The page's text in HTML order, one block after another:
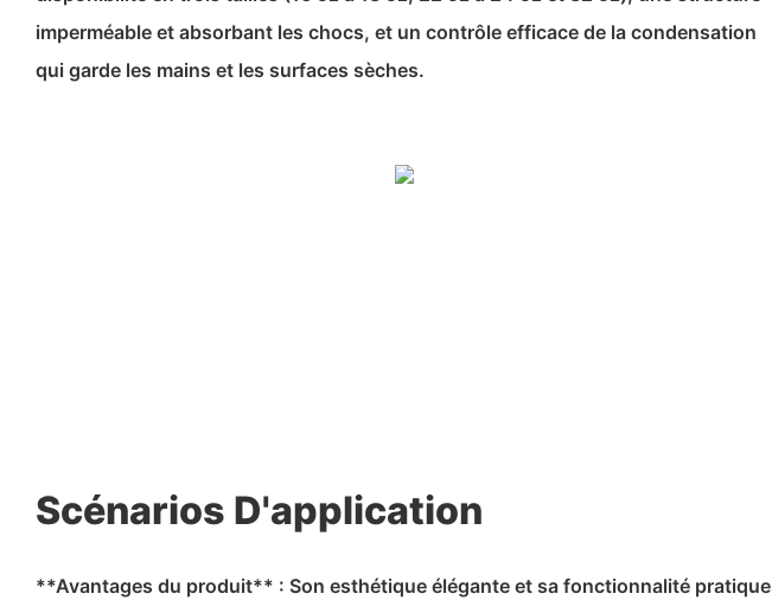
imperméable et absorbant les chocs, et un contrôle efficace de la condensation
qui garde les mains et les surfaces sèches.
Scénarios D'application
**Avantages du produit** : Son esthétique élégante et sa fonctionnalité pratique